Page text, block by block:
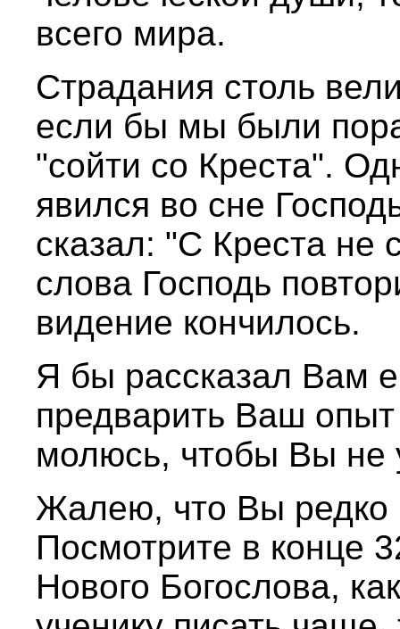
всего мира.
Страдания столь
если бы мы были
"сойти со Креста".
явился во сне
сказал: "С Креста не
слова Господь
видение кончилось.
Я бы рассказал Вам
предварить Ваш
молюсь, чтобы Вы не
Жалею, что Вы редко
Посмотрите в конце
Нового Богослова,